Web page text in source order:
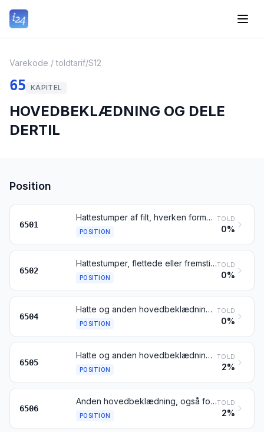
Varekode / toldtarif/S12
65 KAPITEL
HOVEDBEKLÆDNING OG DELE
DERTIL
Position
6501
Hattestumper af filt, hverken formpressede eller med udformede skygger; plane og cylindriske hatteemner, af filt
POSITION
TOLD
0%
6502
Hattestumper, flettede eller fremstillet af bånd eller strimler, uanset materialets art, hverken formpressede, med udformede skygger, forede eller garnerede
POSITION
TOLD
0%
6504
Hatte og anden hovedbeklædning, flettede eller fremstillet af bånd eller strimler, uanset materialets art, også forede eller garnerede
POSITION
TOLD
0%
6505
Hatte og anden hovedbeklædning, af trikotage eller konfektioneret af blonder, kniplinger, filt eller andet tekstilstof (men ikke af bånd eller strimler), også forede eller garnerede; hårnet, uanset materialets art, også forede eller garnerede
POSITION
TOLD
2%
6506
Anden hovedbeklædning, også foret eller garneret
POSITION
TOLD
2%